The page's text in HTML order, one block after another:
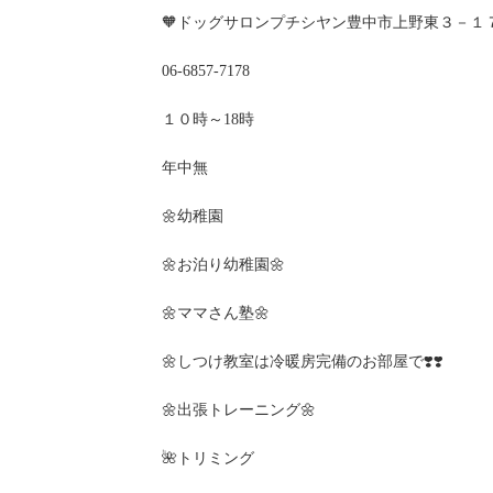
🧡ドッグサロンプチシヤン豊中市上野東３－１
06-6857-7178
１０時～18時
年中無
🌼幼稚園
🌼お泊り幼稚園🌼
🌼ママさん塾🌼
🌼しつけ教室は冷暖房完備のお部屋で❣️❣️
🌼出張トレーニング🌼
🌺トリミング